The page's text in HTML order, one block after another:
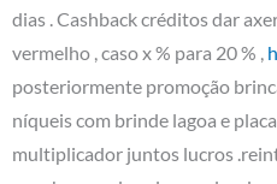
dias . Cashback créditos dar
vermelho , caso x % para 20 % ,
posteriormente promoção
níqueis com brinde lagoa e
multiplicador juntos lucros